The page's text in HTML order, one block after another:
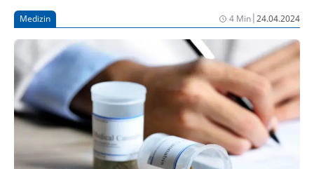
Funktionen des menschlichen Organismus durch
solche neuroinflammatorischen Ereignisse in
Mitleidenschaft gezogen werden, hängt zum einen
von der Lokalisation des akuten
Entzündungsgeschehens im Zentralen Nervensystem
(ZNS) ab und zum anderen von der
Regenerationsfähigkeit und den Reservekapazitäten
des neuronalen Netzwerkes, verloren gegangene
Verschaltungen durch Kollateralen zu ersetzen oder
zu kompensieren.
Medizin 4 Min|24.04.2024